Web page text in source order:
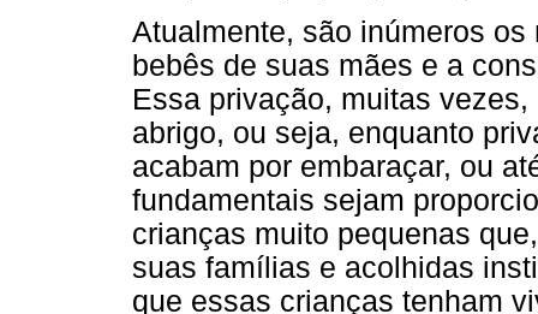
Atualmente, são inúmeros
bebês de suas mães e a
Essa privação, muitas
abrigo, ou seja, enquanto
acabam por embaraçar, ou
fundamentais sejam
crianças muito pequenas
suas famílias e acolhidas
que essas crianças tenham